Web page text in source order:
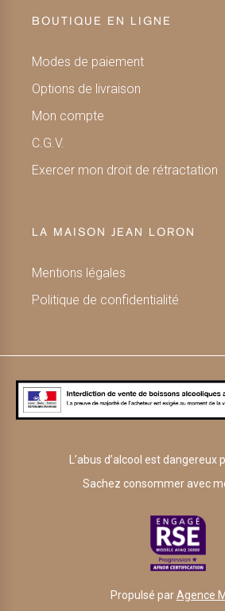
BOUTIQUE EN LIGNE
Modes de paiement
Options de livraison
Mon compte
C.G.V.
Exercer mon droit de rétractation
LA MAISON JEAN LORON
Mentions légales
Politique de confidentialité
L’abus d’alcool est dangereux
Sachez consommer avec
Propulsé parAgence